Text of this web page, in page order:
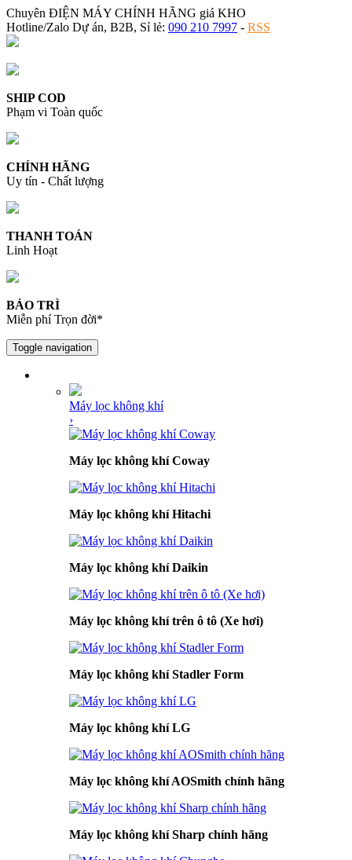
Chuyên ĐIỆN MÁY CHÍNH HÃNG giá KHO
Hotline/Zalo Dự án, B2B, Sỉ lẻ: 090 210 7997 - RSS
SHIP COD
Phạm vi Toàn quốc
CHÍNH HÃNG
Uy tín - Chất lượng
THANH TOÁN
Linh Hoạt
BẢO TRÌ
Miễn phí Trọn đời*
Toggle navigation
Máy lọc không khí
›
Máy lọc không khí Coway
Máy lọc không khí Hitachi
Máy lọc không khí Daikin
Máy lọc không khí trên ô tô (Xe hơi)
Máy lọc không khí Stadler Form
Máy lọc không khí LG
Máy lọc không khí AOSmith chính hãng
Máy lọc không khí Sharp chính hãng